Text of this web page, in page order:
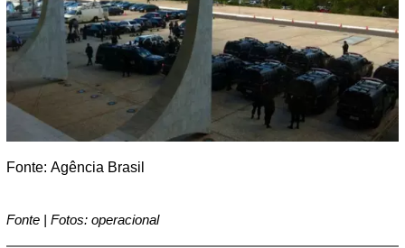
Fonte: Agência Brasil
Fonte | Fotos: operacional